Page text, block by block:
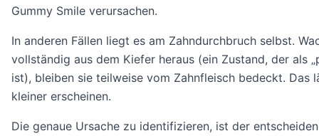
Gummy Smile verursachen.
In anderen Fällen liegt es am Zahndurchbruch selbst.
vollständig aus dem Kiefer heraus (ein Zustand, der als
ist), bleiben sie teilweise vom Zahnfleisch bedeckt. Das
kleiner erscheinen.
Die genaue Ursache zu identifizieren, ist der